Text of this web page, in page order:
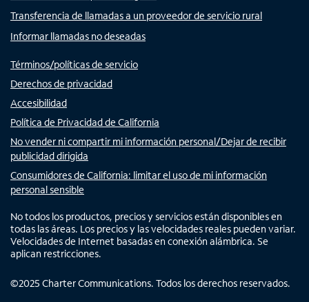
Transferencia de llamadas a un proveedor de servicio rural
Informar llamadas no deseadas
Términos/políticas de servicio
Derechos de privacidad
Accesibilidad
Política de Privacidad de California
No vender ni compartir mi información personal/Dejar de recibir
publicidad dirigida
Consumidores de California: limitar el uso de mi información
personal sensible
No todos los productos, precios y servicios están disponibles en
todas las áreas. Los precios y las velocidades reales pueden variar.
Velocidades de Internet basadas en conexión alámbrica. Se
aplican restricciones.
©2025 Charter Communications. Todos los derechos reservados.